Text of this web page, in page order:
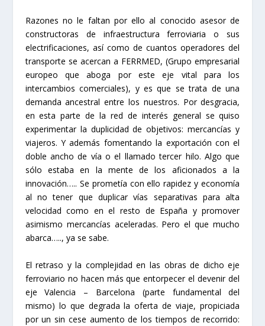
Razones no le faltan por ello al conocido asesor de
constructoras de infraestructura ferroviaria o sus
electrificaciones, así como de cuantos operadores del
transporte se acercan a FERRMED, (Grupo empresarial
europeo que aboga por este eje vital para los
intercambios comerciales), y es que se trata de una
demanda ancestral entre los nuestros. Por desgracia,
en esta parte de la red de interés general se quiso
experimentar la duplicidad de objetivos: mercancías y
viajeros. Y además fomentando la exportación con el
doble ancho de vía o el llamado tercer hilo. Algo que
sólo estaba en la mente de los aficionados a la
innovación….. Se prometía con ello rapidez y economía
al no tener que duplicar vías separativas para alta
velocidad como en el resto de España y promover
asimismo mercancías aceleradas. Pero el que mucho
abarca….., ya se sabe.
El retraso y la complejidad en las obras de dicho eje
ferroviario no hacen más que entorpecer el devenir del
eje Valencia – Barcelona (parte fundamental del
mismo) lo que degrada la oferta de viaje, propiciada
por un sin cese aumento de los tiempos de recorrido: